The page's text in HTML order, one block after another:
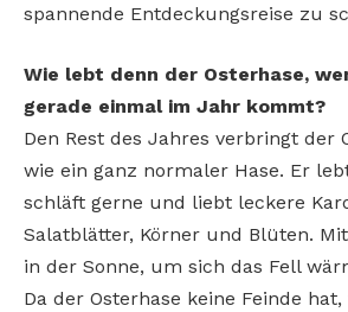
spannende Entdeckungsreise zu
Wie lebt denn der Osterhase,
gerade einmal im Jahr kommt?
Den Rest des Jahres verbringt der
wie ein ganz normaler Hase. Er
schläft gerne und liebt leckere
Salatblätter, Körner und Blüten.
in der Sonne, um sich das Fell
Da der Osterhase keine Feinde